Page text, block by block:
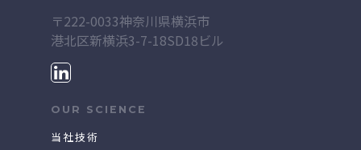
〒222-0033神奈川県横浜市
港北区新横浜3-7-18SD18ビル
OUR SCIENCE
当社技術